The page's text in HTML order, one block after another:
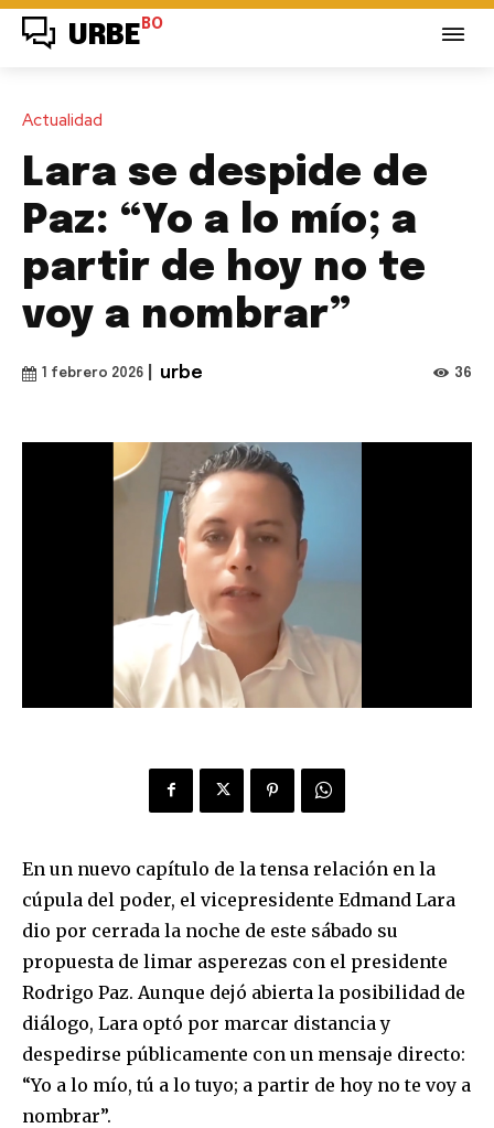
URBE BO
Actualidad
Lara se despide de
Paz: “Yo a lo mío; a
partir de hoy no te
voy a nombrar”
1 febrero 2026 urbe 36
En un nuevo capítulo de la tensa relación en la
cúpula del poder, el vicepresidente Edmand Lara
dio por cerrada la noche de este sábado su
propuesta de limar asperezas con el presidente
Rodrigo Paz. Aunque dejó abierta la posibilidad de
diálogo, Lara optó por marcar distancia y
despedirse públicamente con un mensaje directo:
“Yo a lo mío, tú a lo tuyo; a partir de hoy no te voy a
nombrar”.